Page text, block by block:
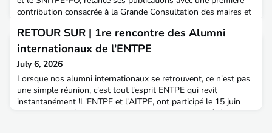
contribution consacrée à la Grande Consultation des maires et
écologique : les communes ont l’ambition, l’ingénierie doit
suivreLes résultats de cette consultation posent un constat
clair : à l’échelle locale,
RETOUR SUR | 1re rencontre des Alumni
internationaux de l'ENTPE
July 6, 2026
Lorsque nos alumni internationaux se retrouvent, ce n'est pas
une simple réunion, c'est tout l'esprit ENTPE qui revit
instantanément !L'ENTPE et l'AITPE, ont participé le 15 juin
dernier à la 4e édition des France Alumni Days. Un événement